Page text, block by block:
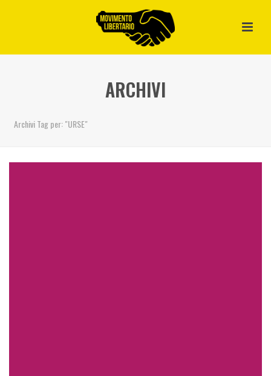
ARCHIVI
Archivi Tag per: "URSE"